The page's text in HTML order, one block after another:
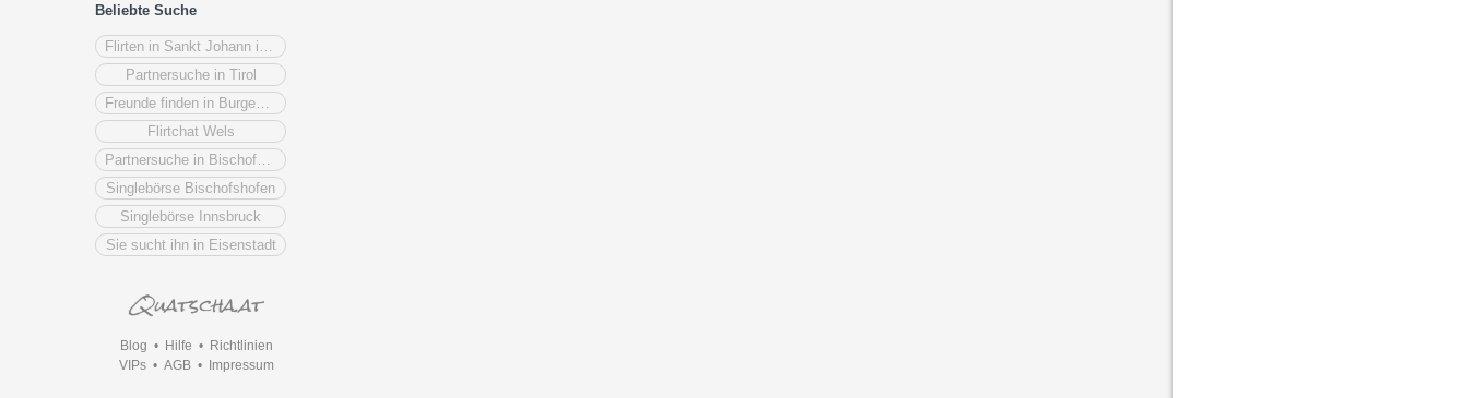
Beliebte Suche
Partnersuche in Tirol
Flirtchat Wels
Singlebörse Bischofshofen
Singlebörse Innsbruck
Sie sucht ihn in Eisenstadt
Blog • Hilfe • Richtlinien
VIPs• AGB• Impressum